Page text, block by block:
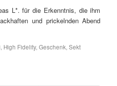
L*. für die Erkenntnis, die ihm
und prickelnden Abend
, High Fidelity, Geschenk, Sekt